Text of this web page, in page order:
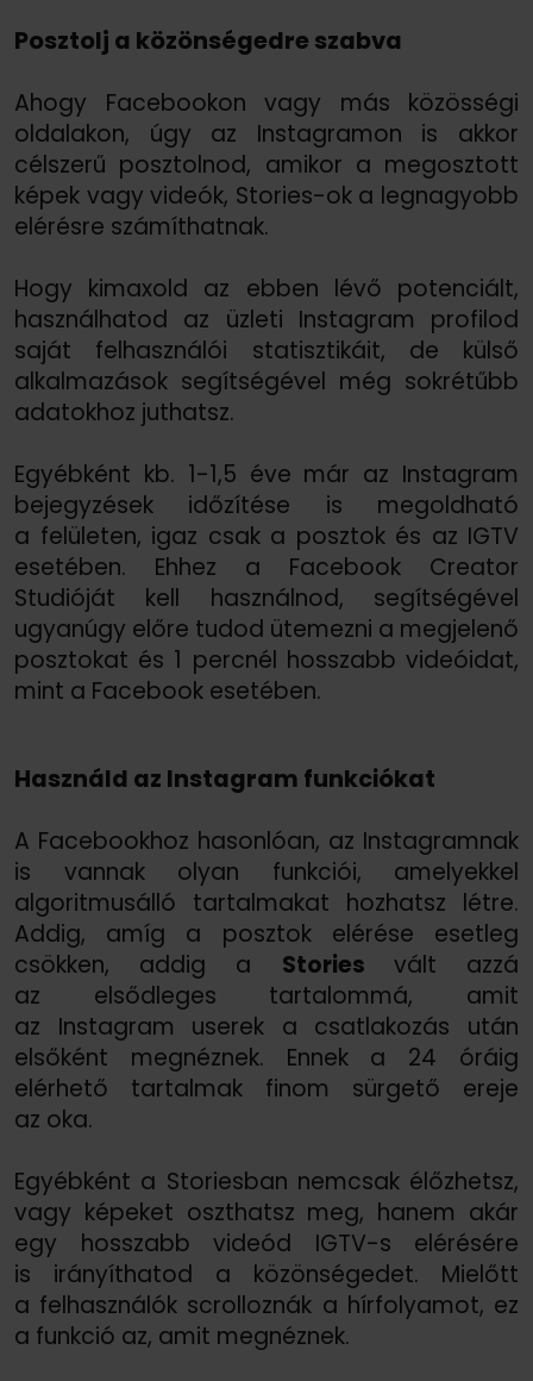
Posztolj a közönségedre szabva
Ahogy Facebookon vagy más közösségi
oldalakon, úgy az Instagramon is akkor
célszerű posztolnod, amikor a megosztott
képek vagy videók, Stories-ok a legnagyobb
elérésre számíthatnak.
Hogy kimaxold az ebben lévő potenciált,
használhatod az üzleti Instagram profilod
saját felhasználói statisztikáit, de külső
alkalmazások segítségével még sokrétűbb
adatokhoz juthatsz.
Egyébként kb. 1-1,5 éve már az Instagram
bejegyzések időzítése is megoldható
a felületen, igaz csak a posztok és az IGTV
esetében. Ehhez a Facebook Creator
Studióját kell használnod, segítségével
ugyanúgy előre tudod ütemezni a megjelenő
posztokat és 1 percnél hosszabb videóidat,
mint a Facebook esetében.
Használd az Instagram funkciókat
A Facebookhoz hasonlóan, az Instagramnak
is vannak olyan funkciói, amelyekkel
algoritmusálló tartalmakat hozhatsz létre.
Addig, amíg a posztok elérése esetleg
csökken, addig a Stories vált azzá
az elsődleges tartalommá, amit
az Instagram userek a csatlakozás után
elsőként megnéznek. Ennek a 24 óráig
elérhető tartalmak finom sürgető ereje
az oka.
Egyébként a Storiesban nemcsak élőzhetsz,
vagy képeket oszthatsz meg, hanem akár
egy hosszabb videód IGTV-s elérésére
is irányíthatod a közönségedet. Mielőtt
a felhasználók scrolloznák a hírfolyamot, ez
a funkció az, amit megnéznek.